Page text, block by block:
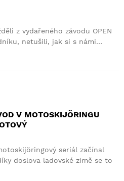
z vydařeného závodu OPEN
netušili, jak si s námi…
V MOTOSKIJÖRINGU
seriál začínal
doslova ladovské zimě se to